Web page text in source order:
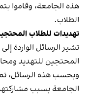
هذه الجامعة، وقاموا
الطلاب.
تهديدات للطلاب
تشير الرسائل الواردة
المحتجين للتهديد
وبحسب هذه الرسائل،
الجامعة بسبب